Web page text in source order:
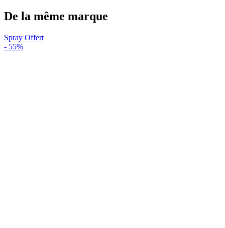
De la même marque
Spray Offert
- 55%